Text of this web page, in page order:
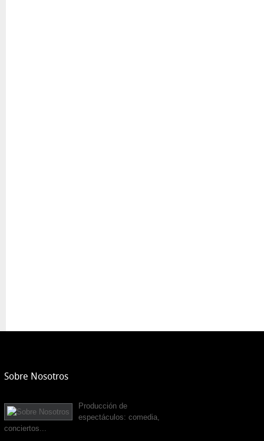
Sobre Nosotros
Producción de
espectáculos: comedia,
conciertos...